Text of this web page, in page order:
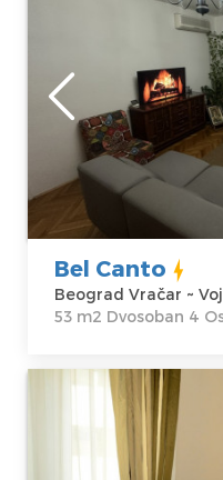
Lokacija:
Beograd Vračar
Adresa:Vojislava
Ilića 25
Cena
50 €
Bel Canto
Beograd Vračar ~
53 m2 Dvosoban 4
Studio Apartman
Vracar kod Hrama
boravak 2 osobe.